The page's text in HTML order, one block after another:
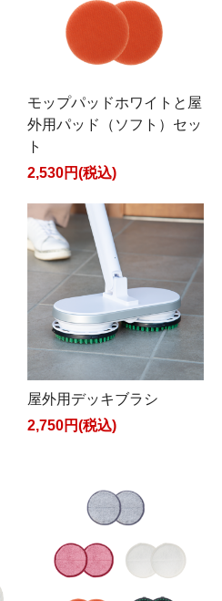
モップパッドホワイトと屋
外用パッド（ソフト）セッ
ト
2,530円(税込)
屋外用デッキブラシ
2,750円(税込)